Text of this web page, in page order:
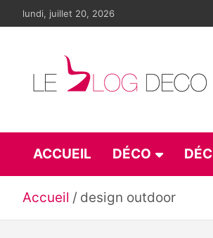
Allerlundi, juillet 20, 2026
Le blog déco
ACCUEIL DÉCO
Accueil design outdoor